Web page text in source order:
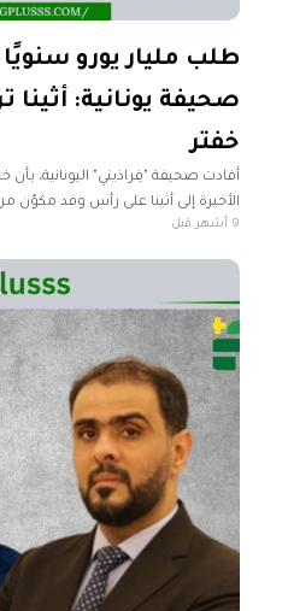
طلب مليار يورو
صحيفة يونانية: أثينا
خفتر
أفادت صحيفة "فِراذيني" اليونانية، بأن
سنويًا لدعم المواقف اليونانية.
9 أشهر قبل